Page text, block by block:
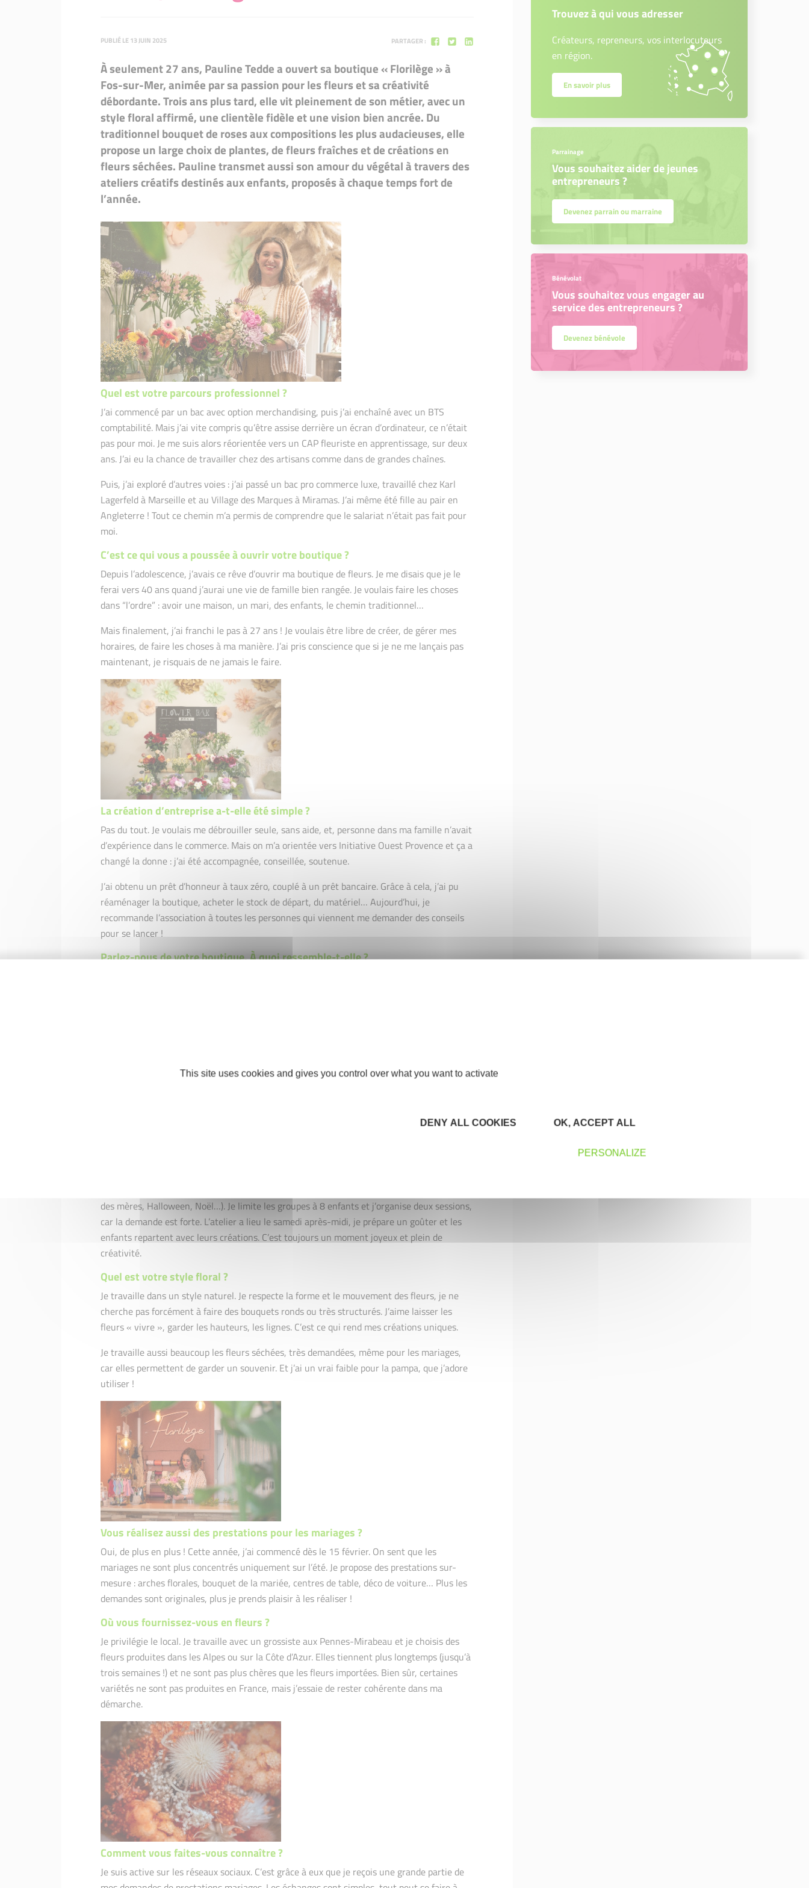
PUBLIÉ LE 13 JUIN 2025 PARTAGER :
À seulement 27 ans, Pauline Tedde a ouvert sa boutique « Florilège » à
Fos-sur-Mer, animée par sa passion pour les fleurs et sa créativité
débordante. Trois ans plus tard, elle vit pleinement de son métier, avec un
style floral affirmé, une clientèle fidèle et une vision bien ancrée. Du
traditionnel bouquet de roses aux compositions les plus audacieuses, elle
propose un large choix de plantes, de fleurs fraîches et de créations en
fleurs séchées. Pauline transmet aussi son amour du végétal à travers des
ateliers créatifs destinés aux enfants, proposés à chaque temps fort de
l’année.
Quel est votre parcours professionnel ?
J’ai commencé par un bac avec option merchandising, puis j’ai enchaîné avec un BTS
comptabilité. Mais j’ai vite compris qu’être assise derrière un écran d’ordinateur, ce n’était
pas pour moi. Je me suis alors réorientée vers un CAP fleuriste en apprentissage, sur deux
ans. J’ai eu la chance de travailler chez des artisans comme dans de grandes chaînes.
Puis, j’ai exploré d’autres voies : j’ai passé un bac pro commerce luxe, travaillé chez Karl
Lagerfeld à Marseille et au Village des Marques à Miramas. J’ai même été fille au pair en
Angleterre ! Tout ce chemin m’a permis de comprendre que le salariat n’était pas fait pour
moi.
C’est ce qui vous a poussée à ouvrir votre boutique ?
Depuis l’adolescence, j’avais ce rêve d’ouvrir ma boutique de fleurs. Je me disais que je le
ferai vers 40 ans quand j’aurai une vie de famille bien rangée. Je voulais faire les choses
dans “l’ordre” : avoir une maison, un mari, des enfants, le chemin traditionnel…
Mais finalement, j’ai franchi le pas à 27 ans ! Je voulais être libre de créer, de gérer mes
horaires, de faire les choses à ma manière. J’ai pris conscience que si je ne me lançais pas
maintenant, je risquais de ne jamais le faire.
La création d’entreprise a-t-elle été simple ?
Pas du tout. Je voulais me débrouiller seule, sans aide, et, personne dans ma famille n’avait
d’expérience dans le commerce. Mais on m’a orientée vers Initiative Ouest Provence et ça a
changé la donne : j’ai été accompagnée, conseillée, soutenue.
J’ai obtenu un prêt d’honneur à taux zéro, couplé à un prêt bancaire. Grâce à cela, j’ai pu
réaménager la boutique, acheter le stock de départ, du matériel… Aujourd’hui, je
recommande l’association à toutes les personnes qui viennent me demander des conseils
pour se lancer !
Parlez-nous de votre boutique. À quoi ressemble-t-elle ?
des mères, Halloween, Noël…). Je limite les groupes à 8 enfants et j’organise deux sessions,
car la demande est forte. L’atelier a lieu le samedi après-midi, je prépare un goûter et les
enfants repartent avec leurs créations. C’est toujours un moment joyeux et plein de
créativité.
Quel est votre style floral ?
Je travaille dans un style naturel. Je respecte la forme et le mouvement des fleurs, je ne
cherche pas forcément à faire des bouquets ronds ou très structurés. J’aime laisser les
fleurs « vivre », garder les hauteurs, les lignes. C’est ce qui rend mes créations uniques.
Je travaille aussi beaucoup les fleurs séchées, très demandées, même pour les mariages,
car elles permettent de garder un souvenir. Et j’ai un vrai faible pour la pampa, que j’adore
utiliser !
Vous réalisez aussi des prestations pour les mariages ?
Oui, de plus en plus ! Cette année, j’ai commencé dès le 15 février. On sent que les
mariages ne sont plus concentrés uniquement sur l’été. Je propose des prestations sur-
mesure : arches florales, bouquet de la mariée, centres de table, déco de voiture… Plus les
demandes sont originales, plus je prends plaisir à les réaliser !
Où vous fournissez-vous en fleurs ?
Je privilégie le local. Je travaille avec un grossiste aux Pennes-Mirabeau et je choisis des
fleurs produites dans les Alpes ou sur la Côte d’Azur. Elles tiennent plus longtemps (jusqu’à
trois semaines !) et ne sont pas plus chères que les fleurs importées. Bien sûr, certaines
variétés ne sont pas produites en France, mais j’essaie de rester cohérente dans ma
démarche.
Comment vous faites-vous connaître ?
Je suis active sur les réseaux sociaux. C’est grâce à eux que je reçois une grande partie de
Trouvez à qui vous adresser
Créateurs, repreneurs, vos interlocuteurs
en région.
En savoir plus
Parrainage
Vous souhaitez aider de jeunes
entrepreneurs ?
Devenez parrain ou marraine
Bénévolat
Vous souhaitez vous engager au
service des entrepreneurs ?
Devenez bénévole
This site uses cookies and gives you control over what you want to activate
OK, ACCEPT ALL
DENY ALL COOKIES
PERSONALIZE